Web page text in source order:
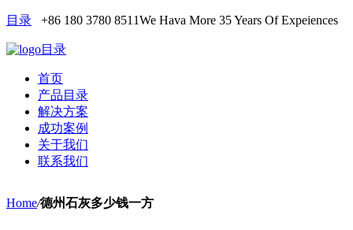
目录 +86 180 3780 8511We Hava More 35 Years Of Expeiences
目录
首页
产品目录
解决方案
成功案例
关于我们
联系我们
Home/德州石灰多少钱一方